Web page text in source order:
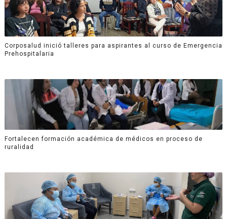
Corposalud inició talleres para aspirantes al curso de Emergencia
Prehospitalaria
Fortalecen formación académica de médicos en proceso de
ruralidad